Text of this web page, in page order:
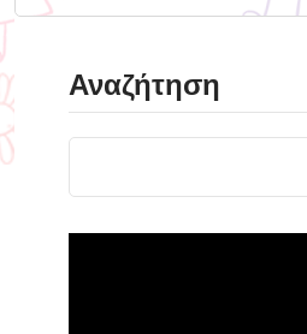
Αναζήτηση